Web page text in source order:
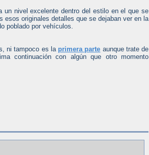
nivel excelente dentro del estilo en el que se
esos originales detalles que se dejaban ver en la
poblado por vehículos.
ni tampoco es la primera parte aunque trate de
continuación con algún que otro momento